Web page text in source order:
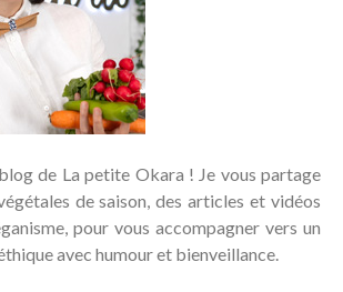
de La petite Okara ! Je vous partage
de saison, des articles et vidéos
pour vous accompagner vers un
avec humour et bienveillance.